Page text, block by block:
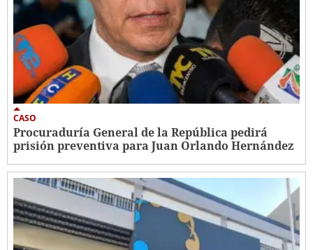
CASO
Procuraduría General de la República pedirá
prisión preventiva para Juan Orlando Hernández